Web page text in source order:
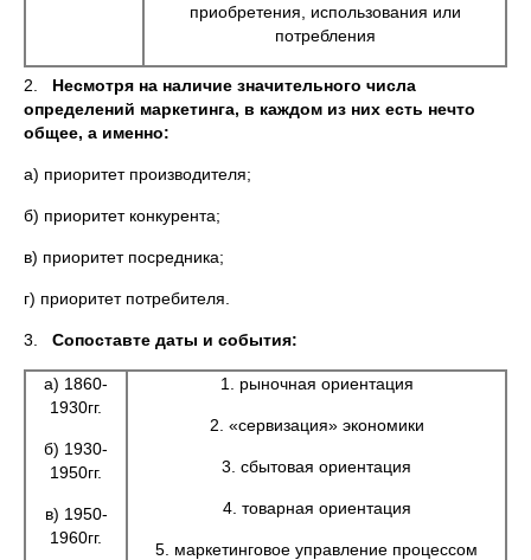
приобретения, использования или
потребления
2. Несмотря на наличие значительного числа
определений маркетинга, в каждом из них есть нечто
общее, а именно:
а) приоритет производителя;
б) приоритет конкурента;
в) приоритет посредника;
г) приоритет потребителя.
3. Сопоставте даты и события:
а) 1860-
1930гг.
б) 1930-
1950гг.
в) 1950-
1960гг.
1. рыночная ориентация
2. «сервизация» экономики
3. сбытовая ориентация
4. товарная ориентация
5. маркетинговое управление процессом